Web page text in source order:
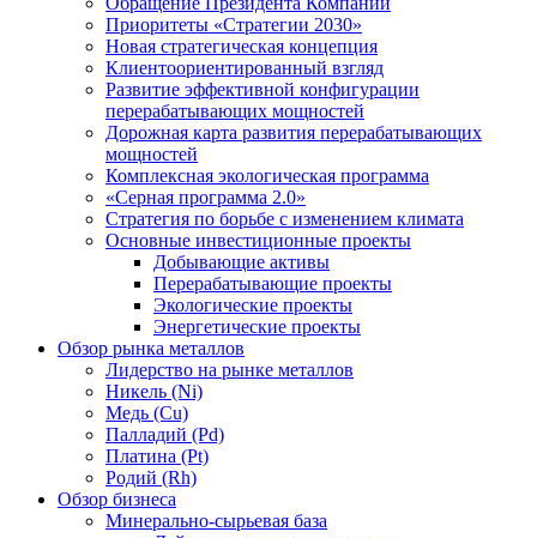
Приоритеты «Стратегии 2030»
Новая стратегическая концепция
Клиентоориентированный взгляд
Развитие эффективной конфигурации
перерабатывающих мощностей
Дорожная карта развития перерабатывающих
мощностей
Комплексная экологическая программа
«Серная программа 2.0»
Стратегия по борьбе с изменением климата
Основные инвестиционные проекты
Добывающие активы
Перерабатывающие проекты
Экологические проекты
Энергетические проекты
Обзор рынка металлов
Лидерство на рынке металлов
Никель (Ni)
Медь (Cu)
Палладий (Pd)
Платина (Pt)
Родий (Rh)
Обзор бизнеса
Минерально-сырьевая база